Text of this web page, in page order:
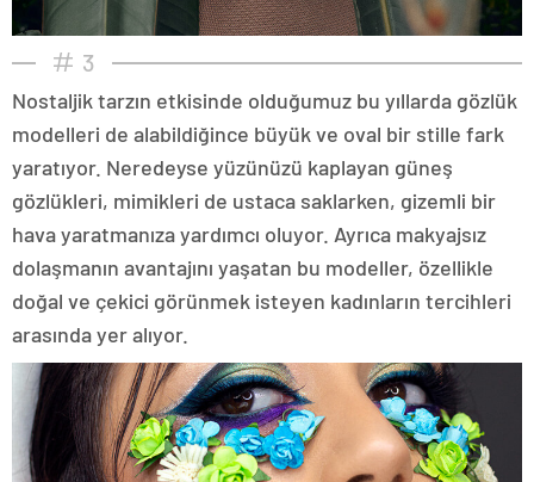
3
Nostaljik tarzın etkisinde olduğumuz bu yıllarda gözlük
modelleri de alabildiğince büyük ve oval bir stille fark
yaratıyor. Neredeyse yüzünüzü kaplayan güneş
gözlükleri, mimikleri de ustaca saklarken, gizemli bir
hava yaratmanıza yardımcı oluyor. Ayrıca makyajsız
dolaşmanın avantajını yaşatan bu modeller, özellikle
doğal ve çekici görünmek isteyen kadınların tercihleri
arasında yer alıyor.